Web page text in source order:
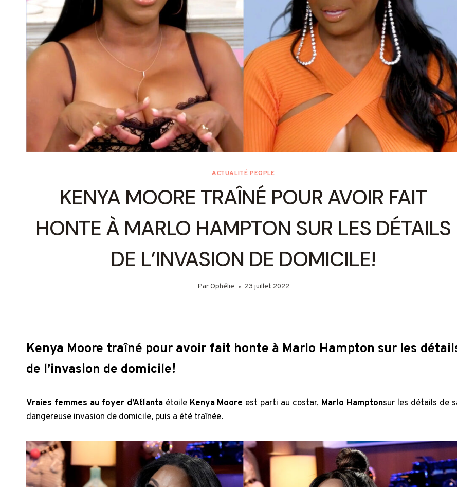
ACTUALITÉ PEOPLE
KENYA MOORE TRAÎNÉ POUR AVOIR FAIT
HONTE À MARLO HAMPTON SUR LES DÉTAILS
DE L’INVASION DE DOMICILE!
ParOphélie 23 juillet 2022
Kenya Moore traîné pour avoir fait honte à Marlo Hampton sur les
de l’invasion de domicile!
Vraies femmes au foyer d’Atlantaétoile Kenya Moore est parti au costar, Marlo Hamptonsur les détails de
dangereuse invasion de domicile, puis a été traînée.